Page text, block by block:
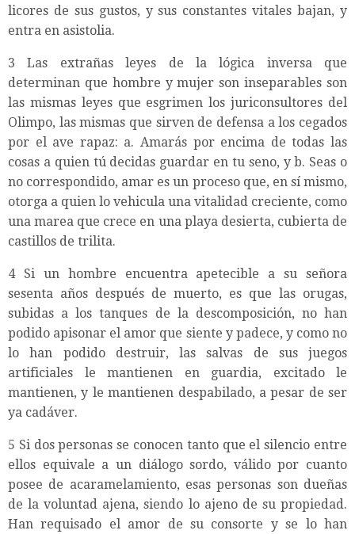
licores de sus gustos, y sus constantes vitales bajan, y
entra en asistolia.
3 Las extrañas leyes de la lógica inversa que
determinan que hombre y mujer son inseparables son
las mismas leyes que esgrimen los juriconsultores del
Olimpo, las mismas que sirven de defensa a los cegados
por el ave rapaz: a. Amarás por encima de todas las
cosas a quien tú decidas guardar en tu seno, y b. Seas o
no correspondido, amar es un proceso que, en sí mismo,
otorga a quien lo vehicula una vitalidad creciente, como
una marea que crece en una playa desierta, cubierta de
castillos de trilita.
4 Si un hombre encuentra apetecible a su señora
sesenta años después de muerto, es que las orugas,
subidas a los tanques de la descomposición, no han
podido apisonar el amor que siente y padece, y como no
lo han podido destruir, las salvas de sus juegos
artificiales le mantienen en guardia, excitado le
mantienen, y le mantienen despabilado, a pesar de ser
ya cadáver.
5 Si dos personas se conocen tanto que el silencio entre
ellos equivale a un diálogo sordo, válido por cuanto
posee de acaramelamiento, esas personas son dueñas
de la voluntad ajena, siendo lo ajeno de su propiedad.
Han requisado el amor de su consorte y se lo han